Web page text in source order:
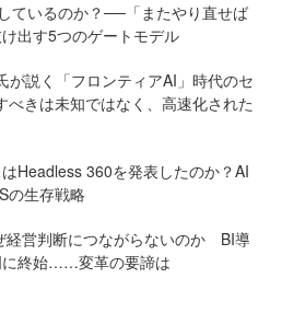
ているのか？──「またやり直せば
出す5つのゲートモデル
が説く「フロンティアAI」時代のセ
きは未知ではなく、高速化された
Headless 360を発表したのか？AI
の生存戦略
経営判断につながらないのか BI導
に終始……変革の要諦は